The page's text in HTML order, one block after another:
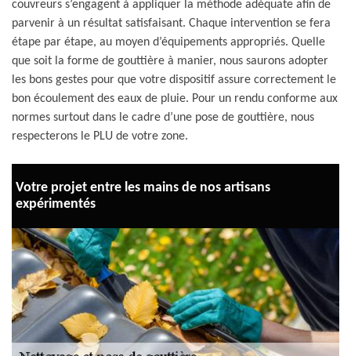
couvreurs s’engagent à appliquer la méthode adéquate afin de
parvenir à un résultat satisfaisant. Chaque intervention se fera
étape par étape, au moyen d’équipements appropriés. Quelle
que soit la forme de gouttière à manier, nous saurons adopter
les bons gestes pour que votre dispositif assure correctement le
bon écoulement des eaux de pluie. Pour un rendu conforme aux
normes surtout dans le cadre d’une pose de gouttière, nous
respecterons le PLU de votre zone.
Votre projet entre les mains de nos artisans
expérimentés